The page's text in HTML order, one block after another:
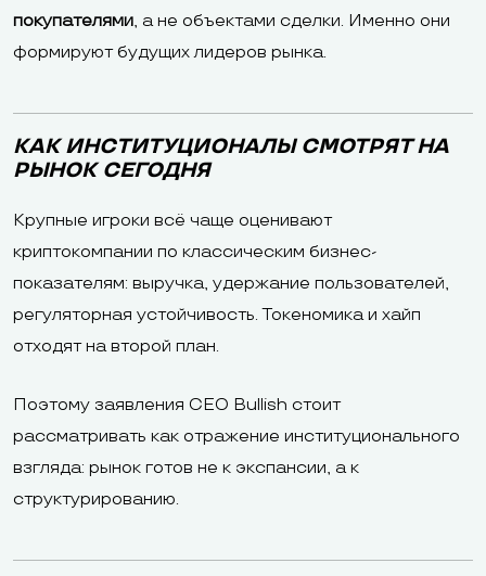
покупателями, а не объектами сделки. Именно они
формируют будущих лидеров рынка.
КАК ИНСТИТУЦИОНАЛЫ СМОТРЯТ НА
РЫНОК СЕГОДНЯ
Крупные игроки всё чаще оценивают
криптокомпании по классическим бизнес-
показателям: выручка, удержание пользователей,
регуляторная устойчивость. Токеномика и хайп
отходят на второй план.
Поэтому заявления CEO Bullish стоит
рассматривать как отражение институционального
взгляда: рынок готов не к экспансии, а к
структурированию.